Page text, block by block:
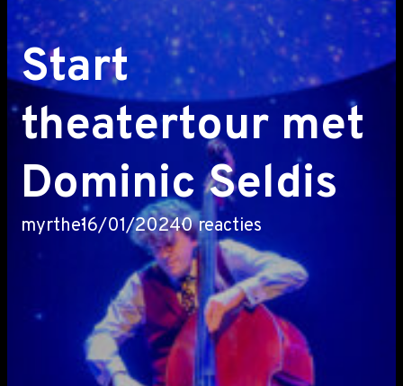
Start
theatertour met
Dominic Seldis
myrthe16/01/20240 reacties